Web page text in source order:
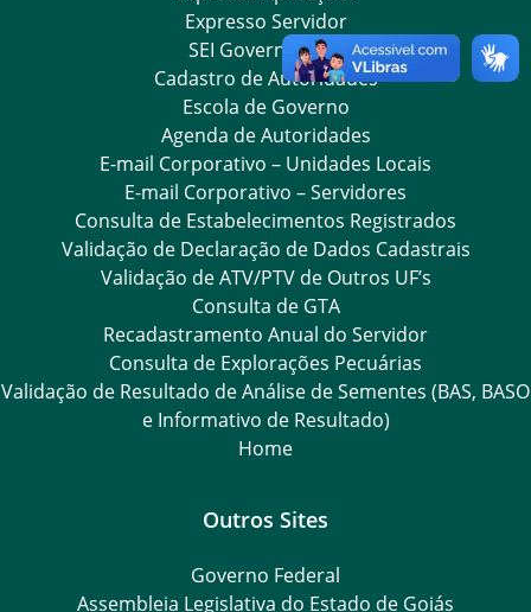
Expresso Servidor
SEI Governadoria
Cadastro de Autoridades
Escola de Governo
Agenda de Autoridades
E-mail Corporativo – Unidades Locais
E-mail Corporativo – Servidores
Consulta de Estabelecimentos Registrados
Validação de Declaração de Dados Cadastrais
Validação de ATV/PTV de Outros UF’s
Consulta de GTA
Recadastramento Anual do Servidor
Consulta de Explorações Pecuárias
Validação de Resultado de Análise de Sementes (BAS, BASO
e Informativo de Resultado)
Home
Outros Sites
Governo Federal
Assembleia Legislativa do Estado de Goiás